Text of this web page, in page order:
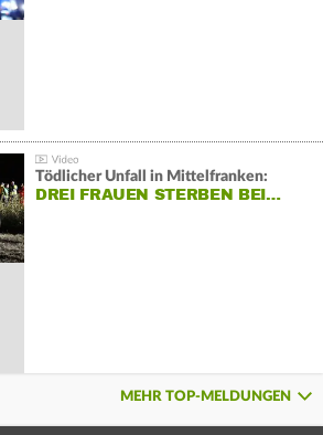
Tödlicher Unfall in Mittelfranken:
DREI FRAUEN STERBEN BEI…
MEHR TOP-MELDUNGEN